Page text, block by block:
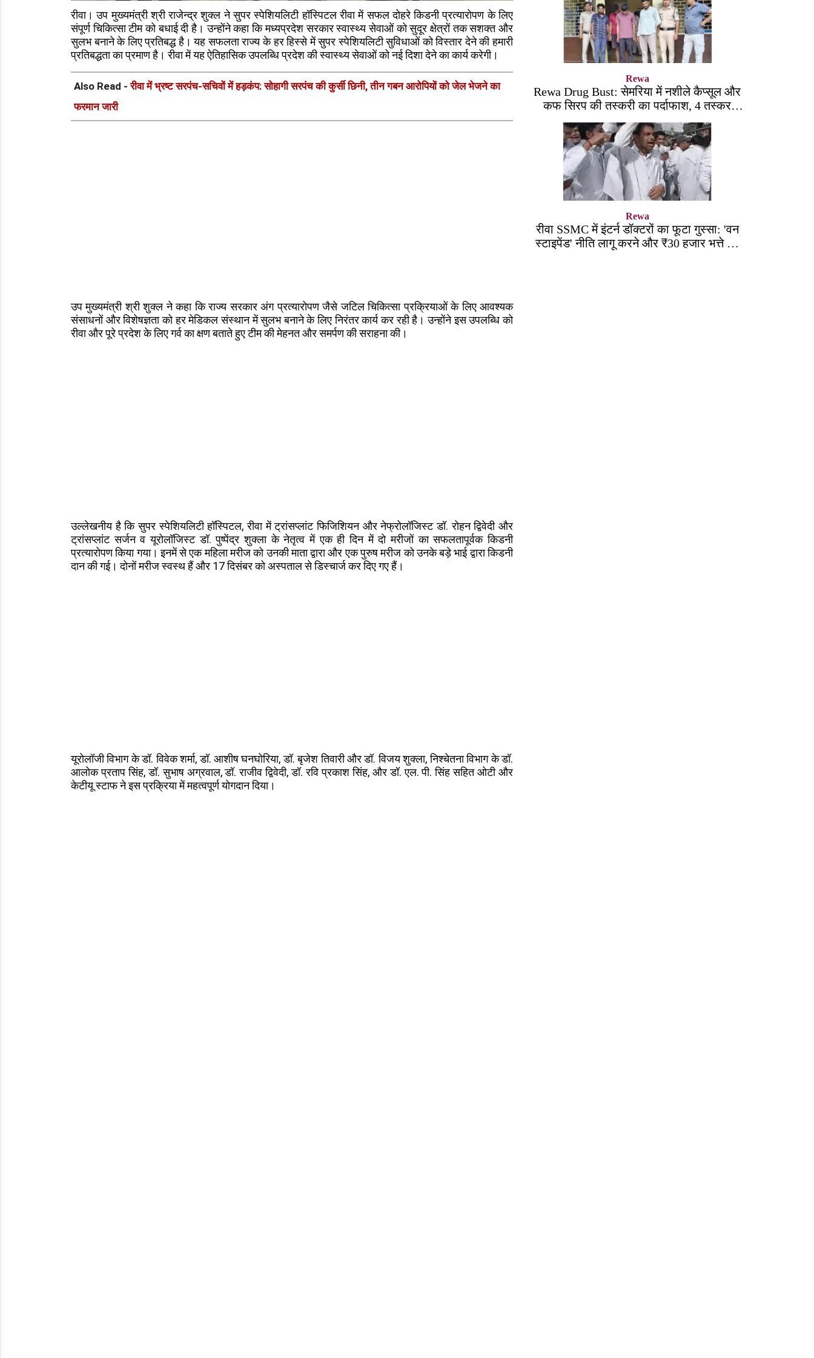
रीवा। उप मुख्यमंत्री श्री राजेन्द्र शुक्ल ने सुपर स्पेशियलिटी हॉस्पिटल रीवा में सफल दोहरे किडनी प्रत्यारोपण के लिए
संपूर्ण चिकित्सा टीम को बधाई दी है। उन्होंने कहा कि मध्यप्रदेश सरकार स्वास्थ्य सेवाओं को सुदूर क्षेत्रों तक सशक्त और
सुलभ बनाने के लिए प्रतिबद्ध है। यह सफलता राज्य के हर हिस्से में सुपर स्पेशियलिटी सुविधाओं को विस्तार देने की हमारी
प्रतिबद्धता का प्रमाण है। रीवा में यह ऐतिहासिक उपलब्धि प्रदेश की स्वास्थ्य सेवाओं को नई दिशा देने का कार्य करेगी।
Also Read -रीवा में भ्रष्ट सरपंच-सचिवों में हड़कंप: सोहागी सरपंच की कुर्सी छिनी, तीन गबन आरोपियों को जेल भेजने का
फरमान जारी
उप मुख्यमंत्री श्री शुक्ल ने कहा कि राज्य सरकार अंग प्रत्यारोपण जैसे जटिल चिकित्सा प्रक्रियाओं के लिए आवश्यक
संसाधनों और विशेषज्ञता को हर मेडिकल संस्थान में सुलभ बनाने के लिए निरंतर कार्य कर रही है। उन्होंने इस उपलब्धि को
रीवा और पूरे प्रदेश के लिए गर्व का क्षण बताते हुए टीम की मेहनत और समर्पण की सराहना की।
उल्लेखनीय है कि सुपर स्पेशियलिटी हॉस्पिटल, रीवा में ट्रांसप्लांट फिजिशियन और नेफ्रोलॉजिस्ट डॉ. रोहन द्विवेदी और
ट्रांसप्लांट सर्जन व यूरोलॉजिस्ट डॉ. पुष्पेंद्र शुक्ला के नेतृत्व में एक ही दिन में दो मरीजों का सफलतापूर्वक किडनी
प्रत्यारोपण किया गया। इनमें से एक महिला मरीज को उनकी माता द्वारा और एक पुरुष मरीज को उनके बड़े भाई द्वारा किडनी
दान की गई। दोनों मरीज स्वस्थ हैं और 17 दिसंबर को अस्पताल से डिस्चार्ज कर दिए गए हैं।
यूरोलॉजी विभाग के डॉ. विवेक शर्मा, डॉ. आशीष घनघोरिया, डॉ. बृजेश तिवारी और डॉ. विजय शुक्ला, निश्चेतना विभाग के डॉ.
आलोक प्रताप सिंह, डॉ. सुभाष अग्रवाल, डॉ. राजीव द्विवेदी, डॉ. रवि प्रकाश सिंह, और डॉ. एल. पी. सिंह सहित ओटी और
केटीयू स्टाफ ने इस प्रक्रिया में महत्वपूर्ण योगदान दिया।
Rewa
Rewa Drug Bust: सेमरिया में नशीले कैप्सूल और
कफ सिरप की तस्करी का पर्दाफाश, 4 तस्कर
सलाखों के पीछे
Rewa
रीवा SSMC में इंटर्न डॉक्टरों का फूटा गुस्सा: 'वन
स्टाइपेंड' नीति लागू करने और ₹30 हजार भत्ते की